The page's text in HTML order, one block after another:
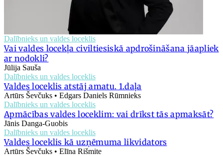
Dalībnieks un valdes loceklis
Vai valdes locekļa civiltiesiskā apdrošināšana jāapliek
ar nodokli?
Jūlija Sauša
Dalībnieks un valdes loceklis
Valdes loceklis atstāj amatu. 1.daļa
Artūrs Ševčuks • Edgars Daniels Rūmnieks
Dalībnieks un valdes loceklis
Apmācības valdes loceklim: vai drīkst tās apmaksāt?
Jānis Danga-Guobis
Dalībnieks un valdes loceklis
Valdes loceklis kā uzņēmuma likvidators
Artūrs Ševčuks • Elīna Rišmite